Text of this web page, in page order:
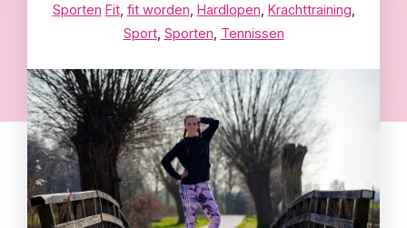
Sporten Fit, fit worden Hardlopen Krachttraining
Sport, Sporten Tennissen